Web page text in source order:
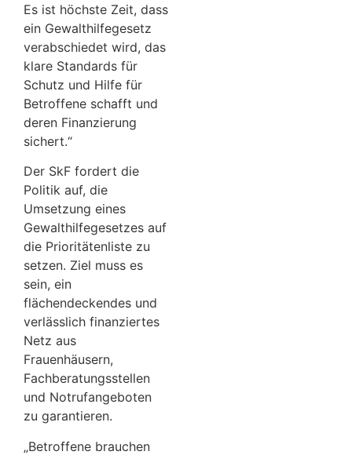
Es ist höchste Zeit, dass
ein Gewalthilfegesetz
verabschiedet wird, das
klare Standards für
Schutz und Hilfe für
Betroffene schafft und
deren Finanzierung
sichert.“
Der SkF fordert die
Politik auf, die
Umsetzung eines
Gewalthilfegesetzes auf
die Prioritätenliste zu
setzen. Ziel muss es
sein, ein
flächendeckendes und
verlässlich finanziertes
Netz aus
Frauenhäusern,
Fachberatungsstellen
und Notrufangeboten
zu garantieren.
„Betroffene brauchen